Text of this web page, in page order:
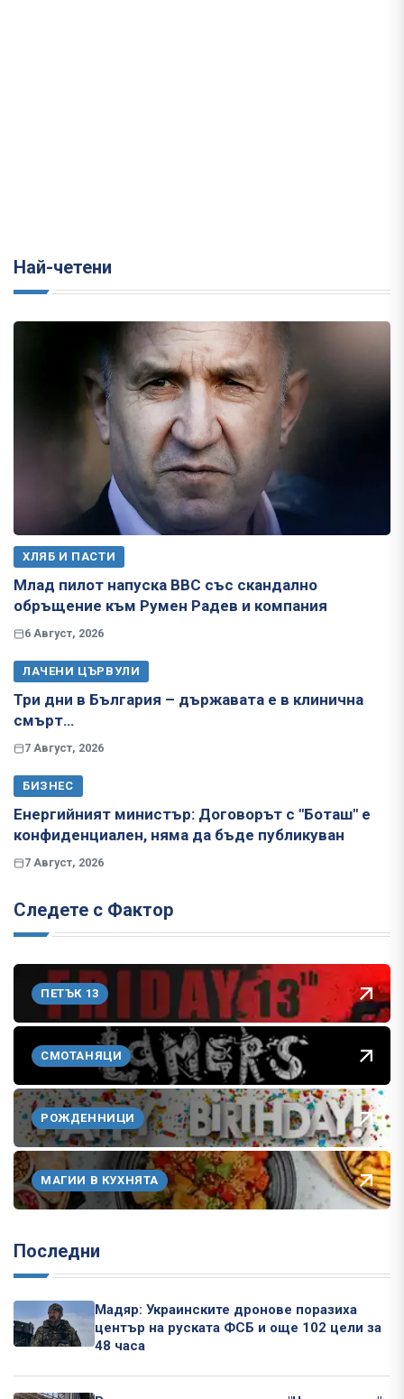
Най-четени
ХЛЯБ И ПАСТИ
Млад пилот напуска ВВС със скандално
обръщение към Румен Радев и компания
6 Август, 2026
ЛАЧЕНИ ЦЪРВУЛИ
Три дни в България – държавата е в клинична
смърт…
7 Август, 2026
БИЗНЕС
Енергийният министър: Договорът с "Боташ" е
конфиденциален, няма да бъде публикуван
7 Август, 2026
Следете с Фактор
ПЕТЪК 13
СМОТАНЯЦИ
РОЖДЕННИЦИ
МАГИИ В КУХНЯТА
Последни
Мадяр: Украинските дронове поразиха
център на руската ФСБ и още 102 цели за
48 часа